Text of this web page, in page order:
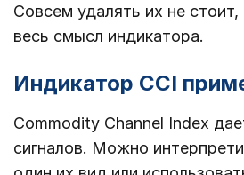
Совсем удалять их не стоит,
весь смысл индикатора.
Индикатор CCI
Commodity Channel Index
сигналов. Можно